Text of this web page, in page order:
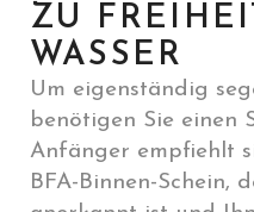
ZU
WASSER
Um eigenständig
benötigen Sie einen
Anfänger empfiehlt
BFA-Binnen-Schein,